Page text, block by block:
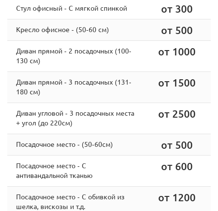
Стул офисный - С мягкой спинкой от 300
Кресло офисное - (50-60 см) от 500
Диван прямой - 2 посадочных (100-
130 см)
от 1000
Диван прямой - 3 посадочных (131-
180 см)
от 1500
Диван угловой - 3 посадочных места
+ угол (до 220см)
от 2500
Посадочное место - (50-60см) от 500
Посадочное место - С
антивандальной тканью
от 600
Посадочное место - С обивкой из
шелка, вискозы и т.д.
от 1200